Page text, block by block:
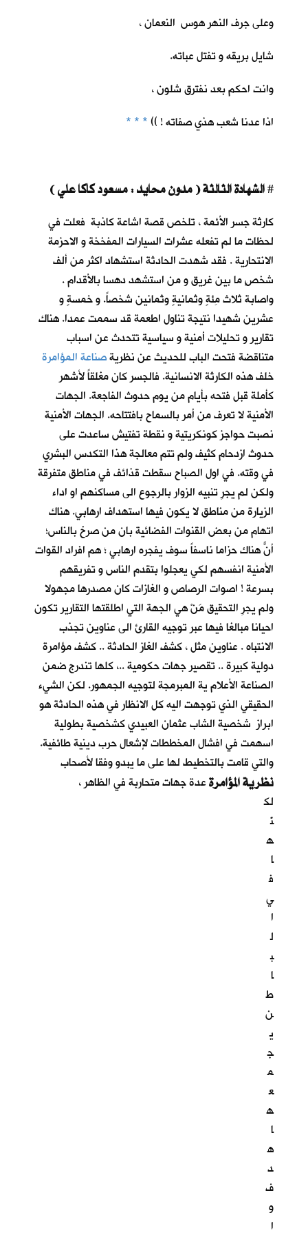
وعلى جرف النهر هوس النعمان ،
شايل بريقه و تفتل عباته.
وانت احكم بعد نفترق شلون ،
اذا عدنا شعب هذي صفاته ! ))* * *
# الشهادة الثالثة ( مدون محايد : مسعود كاكا علي )
كارثة جسر الأئمة ، تلخص قصة اشاعة كاذبة فعلت في
لحظات ما لم تفعله عشرات السيارات المفخخة و الاحزمة
الانتحارية . فقد شهدت الحادثة استشهاد اكثر من ألف
شخصٍ ما بين غريق و من استشهد دهسا بالأقدام .
واصابة ثلاث مِئةٍ وثمانيةٍ وثمانين شخصاً. و خمسةٍ و
عشرين شهيدا نتيجة تناول اطعمة قد سممت عمدا. هناك
تقارير و تحليلات أمنية و سياسية تتحدث عن اسباب
متناقضة فتحت الباب للحديث عن نظريةصناعة المؤامرة
خلف هذه الكارثة الانسانية. فالجسر كان مغلقاً لأشهر
كأملة قبل فتحه بأيام من يوم حدوث الفاجعة. الجهات
الأمنية لا تعرف من أمر بالسماح بافتتاحه. الجهات الأمنية
نصبت حواجز كونكريتية و نقطة تفتيش ساعدت على
حدوث ازدحام كثيف ولم تتم معالجة هذا التكدس البشري
في وقته. في اول الصباح سقطت قذائف في مناطق متفرقة
ولكن لم يجرِ تنبيه الزوار بالرجوع الى مساكنهم او اداء
الزيارة من مناطق لا يكون فيها استهداف ارهابي. هناك
اتهام من بعض القنوات الفضائية بان من صرخ بالناس؛
أنّ هناك حزاماً ناسفاً سوف يفجره ارهابي ؛ هم افراد القوات
الأمنية انفسهم لكي يعجلوا بتقدم الناس و تفريقهم
بسرعة ! اصوات الرصاص و الغازات كان مصدرها مجهولا
ولم يجرِ التحقيق مَنْ هي الجهة التي اطلقتها التقارير تكون
احيانا مبالغا فيها عبر توجيه القارئ الى عناوين تجذب
الانتباه . عناوين مثل ، كشف الغاز الحادثة .. كشف مؤامرة
دولية كبيرة .. تقصير جهات حكومية ..، كلها تندرج ضمن
الصناعة الأعلام ية المبرمجة لتوجيه الجمهور. لكن الشيء
الحقيقي الذي توجهت اليه كل الانظار في هذه الحادثة هو
ابراز شخصية الشاب عثمان العبيدي كشخصية بطولية
اسهمت في افشال المخططات لإشعال حرب دينية طائفية.
والتي قامت بالتخطيط لها على ما يبدو وفقا لأصحاب
نظرية المؤامرةعدة جهات متحاربة في الظاهر ،
لك
نّ
ه
ا
ف
ي
ا
ل
ب
ا
ط
ن
ي
ج
م
ع
ه
ا
ه
د
ف
و
ا